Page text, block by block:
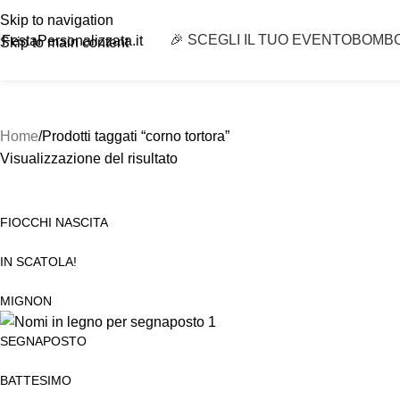
Skip to navigation
Skip to main content
FestaPersonalizzata.it 🎉 SCEGLI IL TUO EVENTO
Home Prodotti taggati “corno tortora”
Visualizzazione del risultato
FIOCCHI NASCITA
IN SCATOLA!
MIGNON
SEGNAPOSTO
BATTESIMO